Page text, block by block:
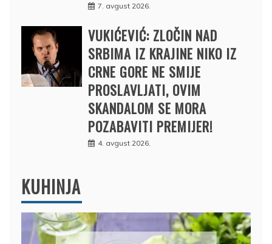
7. avgust 2026.
VUKIĆEVIĆ: ZLOČIN NAD
SRBIMA IZ KRAJINE NIKO IZ
CRNE GORE NE SMIJE
PROSLAVLJATI, OVIM
SKANDALOM SE MORA
POZABAVITI PREMIJER!
4. avgust 2026.
KUHINJA